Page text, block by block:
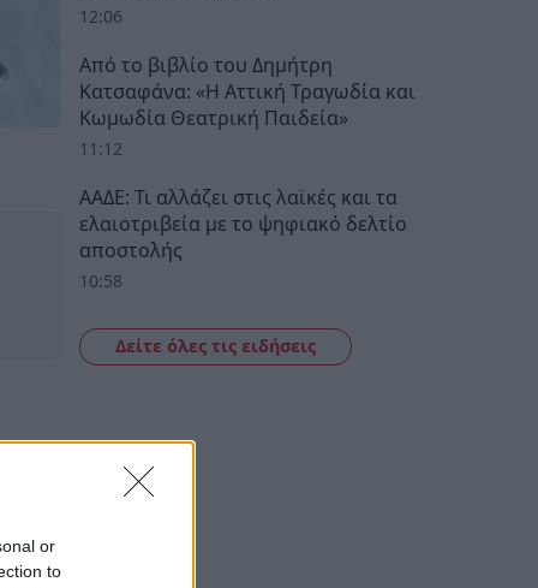
or
to
12:06
Από το βιβλίο του Δημήτρη
Κατσαφάνα: «Η Αττική Τραγωδία και
Κωμωδία Θεατρική Παιδεία»
11:12
ΑΑΔΕ: Τι αλλάζει στις λαϊκές και τα
ελαιοτριβεία με το ψηφιακό δελτίο
αποστολής
10:58
Δείτε όλες τις ειδήσεις